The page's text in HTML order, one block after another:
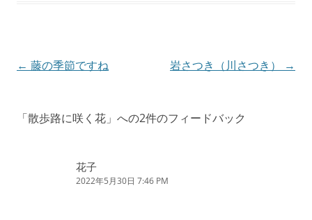
投
ナ
← 藤の季節ですね 岩さつき（川さつき） →
「散歩路に咲く花 」への2件のフィードバック
花子
2022年5月30日 7:46 PM